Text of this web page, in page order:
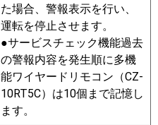
た場合、警報表示を行い、
運転を停止させます。
●サービスチェック機能過去
の警報内容を発生順に多機
能ワイヤードリモコン（CZ-
10RT5C）は10個まで記憶し
ます。